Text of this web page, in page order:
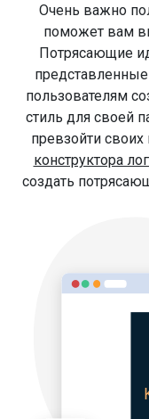
Очень важно
поможет вам
Потрясающие
пользователям
стиль для своей
превзойти
конструктора
создать